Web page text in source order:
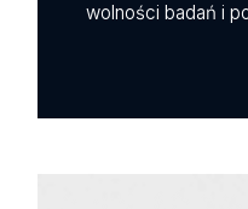
wolności badań i